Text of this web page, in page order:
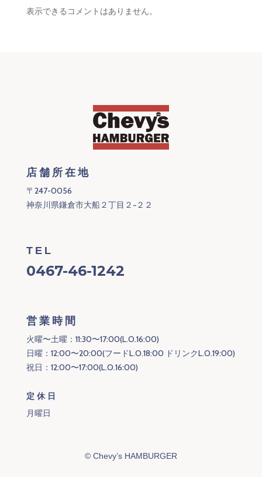
表示できるコメントはありません。
店舗所在地
〒247-0056
神奈川県鎌倉市大船２丁目２−２２
TEL
0467-46-1242
営業時間
火曜〜土曜：11:30〜17:00(L.O.16:00)
日曜：12:00〜20:00(フードL.O.18:00 ドリンクL.O.19:00)
祝日：12:00〜17:00(L.O.16:00)
定休日
月曜日
© Chevy’s HAMBURGER